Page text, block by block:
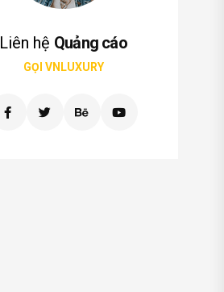
Liên hệ Quảng cáo
GỌI VNLUXURY